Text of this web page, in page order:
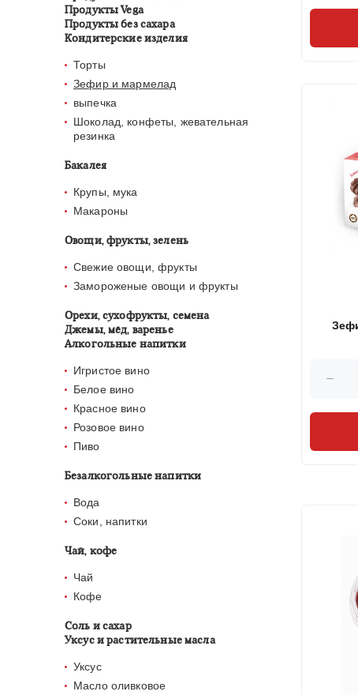
Продукты Vega
Продукты без сахара
Кондитерские изделия
Торты
Зефир и мармелад
выпечка
Шоколад, конфеты, жевательная
резинка
Бакалея
Крупы, мука
Макароны
Овощи, фрукты, зелень
Свежие овощи, фрукты
Замороженые овощи и фрукты
Орехи, сухофрукты, семена
Джемы, мёд, варенье
Алкогольные напитки
Игристое вино
Белое вино
Красное вино
Розовое вино
Пиво
Безалкогольные напитки
Вода
Соки, напитки
Чай, кофе
Чай
Кофе
Соль и сахар
Уксус и растительные масла
Уксус
Масло оливковое